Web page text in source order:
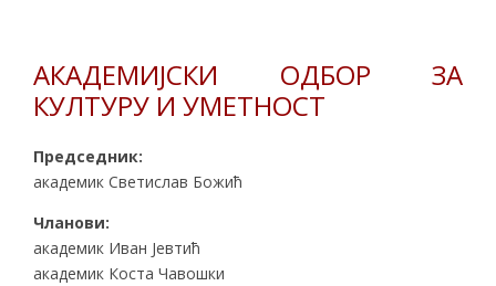
АКАДЕМИЈСКИ ОДБОР ЗА
КУЛТУРУ И УМЕТНОСТ
Председник:
академик Светислав Божић
Чланови:
академик Иван Јевтић
академик Коста Чавошки